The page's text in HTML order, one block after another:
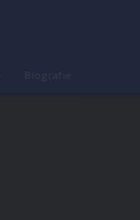
Biografie